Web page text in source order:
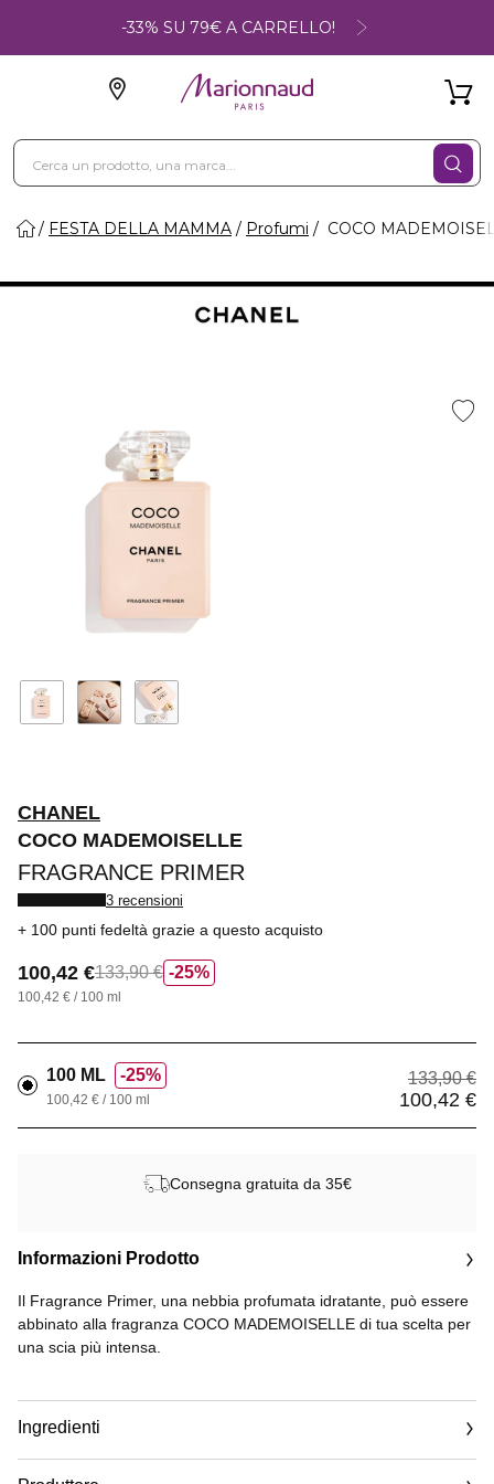
-33% SU 79€ A CARRELLO!
FESTA DELLA MAMMA Profumi COCO
CHANEL
COCO MADEMOISELLE
FRAGRANCE PRIMER
3 recensioni
100 punti fedeltà grazie a questo acquisto
25%
100,42 €133,90 €
100,42 € / 100 ml
100 ML 25% 133,90 €
100,42 €
100,42 € / 100 ml
Consegna gratuita da 35€
Informazioni Prodotto
Il Fragrance Primer, una nebbia profumata idratante, può essere
abbinato alla fragranza COCO MADEMOISELLE di tua scelta per
una scia più intensa.
fragranza, donandole freschezza e idratazione in un unico
spruzzo.
Ingredienti